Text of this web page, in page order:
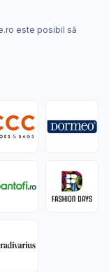
este posibil să